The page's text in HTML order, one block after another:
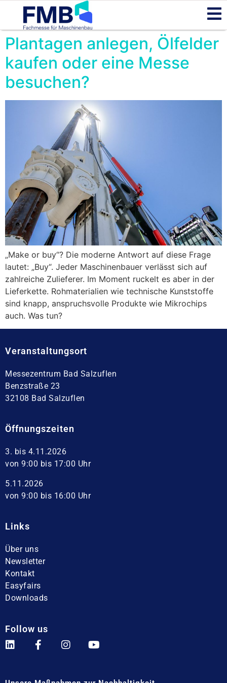
Plantagen anlegen, Ölfelder
kaufen oder eine Messe
besuchen?
„Make or buy“? Die moderne Antwort auf diese Frage
lautet: „Buy“. Jeder Maschinenbauer verlässt sich auf
zahlreiche Zulieferer. Im Moment ruckelt es aber in der
Lieferkette. Rohmaterialien wie technische Kunststoffe
sind knapp, anspruchsvolle Produkte wie Mikrochips
auch. Was tun?
Veranstaltungsort
Messezentrum Bad Salzuflen
Benzstraße 23
32108 Bad Salzuflen
Öffnungszeiten
3. bis 4.11.2026
von 9:00 bis 17:00 Uhr
5.11.2026
von 9:00 bis 16:00 Uhr
Links
Über uns
Newsletter
Kontakt
Easyfairs
Downloads
Follow us